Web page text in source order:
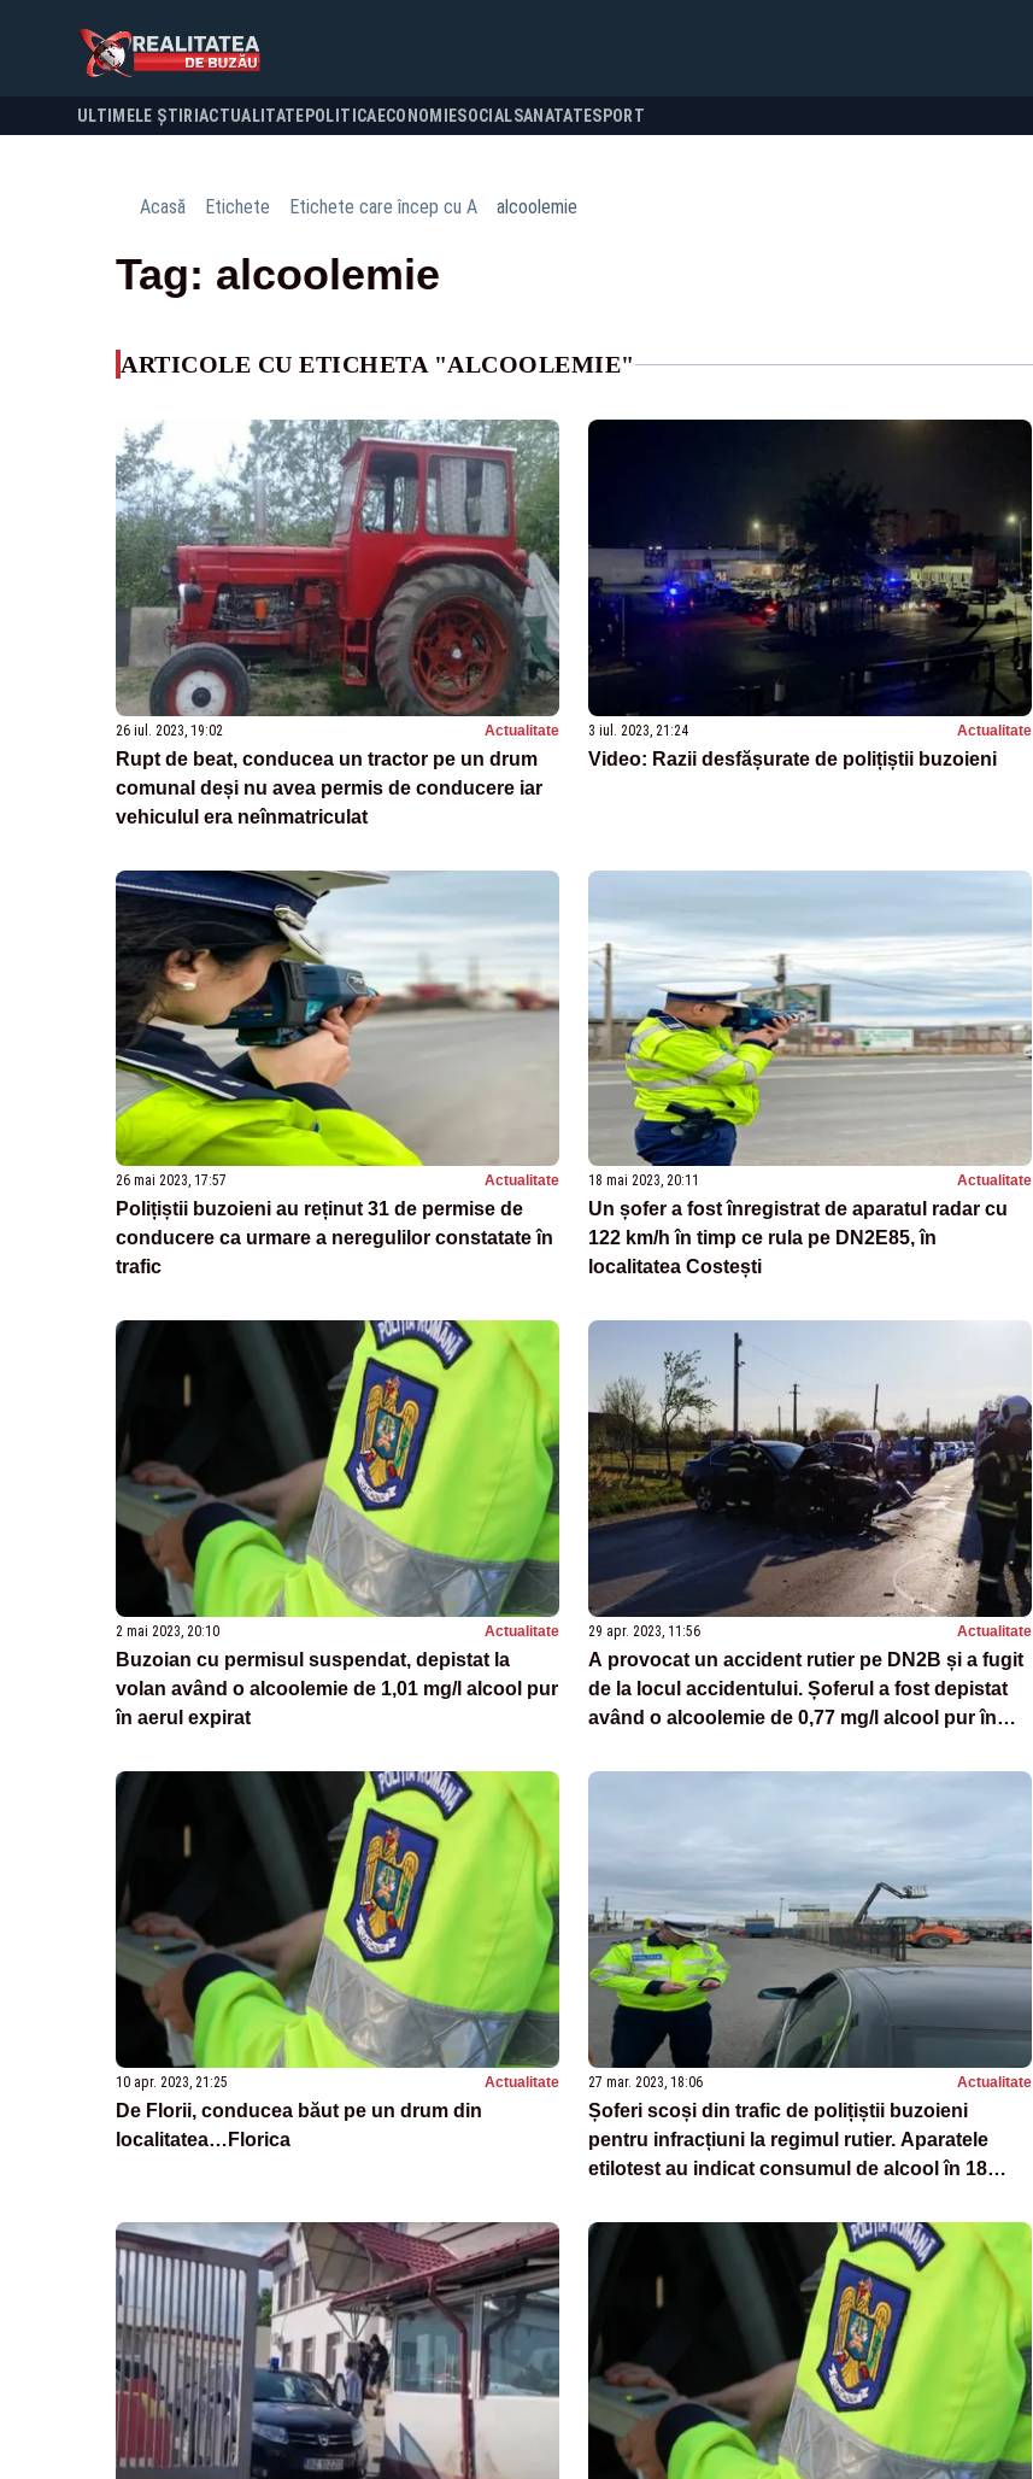
ULTIMELE ȘTIRI ACTUALITATE POLITICA ECONOMIESOCIALSANATATESPORT
Acasă Etichete Etichete care încep cu A alcoolemie
Tag: alcoolemie
ARTICOLE CU ETICHETA "ALCOOLEMIE"
26 iul. 2023, 19:02 Actualitate
Rupt de beat, conducea un tractor pe un drum
comunal deși nu avea permis de conducere iar
vehiculul era neînmatriculat
3 iul. 2023, 21:24 Actualitate
Video: Razii desfășurate de polițiștii buzoieni
26 mai 2023, 17:57 Actualitate
Polițiștii buzoieni au reținut 31 de permise de
conducere ca urmare a neregulilor constatate în
trafic
18 mai 2023, 20:11 Actualitate
Un șofer a fost înregistrat de aparatul radar cu
122 km/h în timp ce rula pe DN2E85, în
localitatea Costești
2 mai 2023, 20:10 Actualitate
Buzoian cu permisul suspendat, depistat la
volan având o alcoolemie de 1,01 mg/l alcool pur
în aerul expirat
29 apr. 2023, 11:56 Actualitate
A provocat un accident rutier pe DN2B și a fugit
de la locul accidentului. Șoferul a fost depistat
având o alcoolemie de 0,77 mg/l alcool pur în
10 apr. 2023, 21:25 Actualitate
De Florii, conducea băut pe un drum din
localitatea…Florica
27 mar. 2023, 18:06 Actualitate
Șoferi scoși din trafic de polițiștii buzoieni
pentru infracțiuni la regimul rutier. Aparatele
etilotest au indicat consumul de alcool în 18